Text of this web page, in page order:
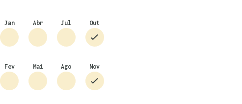
Jan
Fev
Abr
Mai
Jul
Ago
Out
Nov